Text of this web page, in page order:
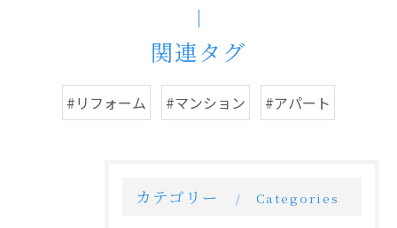
関連タグ
#リフォーム #マンション #アパート
カテゴリー Categories